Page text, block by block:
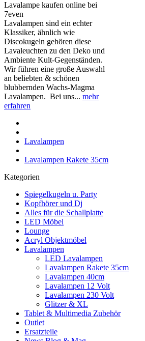
Lavalampe kaufen online bei
7even
Lavalampen sind ein echter
Klassiker, ähnlich wie
Discokugeln gehören diese
Lavaleuchten zu den Deko und
Ambiente Kult-Gegenständen.
Wir führen eine große Auswahl
an beliebten & schönen
blubbernden Wachs-Magma
Lavalampen. Bei uns... mehr
erfahren
Lavalampen
Lavalampen Rakete 35cm
Kategorien
Spiegelkugeln u. Party
Kopfhörer und Dj
Alles für die Schallplatte
LED Möbel
Lounge
Acryl Objektmöbel
Lavalampen
LED Lavalampen
Lavalampen Rakete 35cm
Lavalampen 40cm
Lavalampen 12 Volt
Lavalampen 230 Volt
Glitzer & XL
Tablet & Multimedia Zubehör
Outlet
Ersatzteile